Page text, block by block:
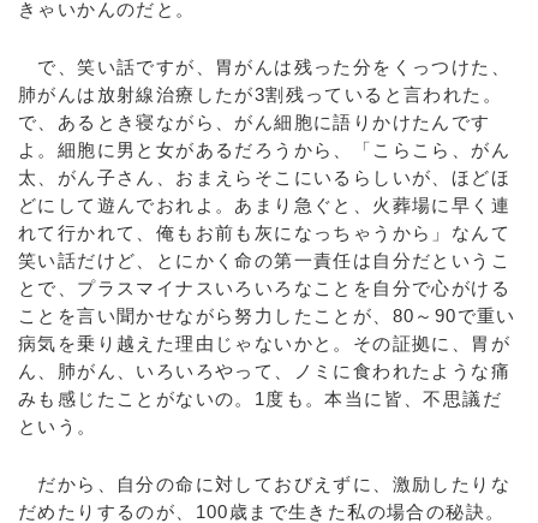
きゃいかんのだと。
で、笑い話ですが、胃がんは残った分をくっつけた、
肺がんは放射線治療したが3割残っていると言われた。
で、あるとき寝ながら、がん細胞に語りかけたんです
よ。細胞に男と女があるだろうから、「こらこら、がん
太、がん子さん、おまえらそこにいるらしいが、ほどほ
どにして遊んでおれよ。あまり急ぐと、火葬場に早く連
れて行かれて、俺もお前も灰になっちゃうから」なんて
笑い話だけど、とにかく命の第一責任は自分だというこ
とで、プラスマイナスいろいろなことを自分で心がける
ことを言い聞かせながら努力したことが、80～90で重い
病気を乗り越えた理由じゃないかと。その証拠に、胃が
ん、肺がん、いろいろやって、ノミに食われたような痛
みも感じたことがないの。1度も。本当に皆、不思議だ
という。
だから、自分の命に対しておびえずに、激励したりな
だめたりするのが、100歳まで生きた私の場合の秘訣。